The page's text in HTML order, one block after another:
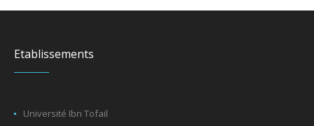
Etablissements
Université Ibn Tofail